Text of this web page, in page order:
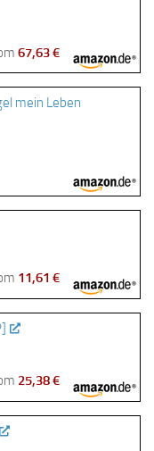
67,63 €
mein Leben
11,61 €
25,38 €